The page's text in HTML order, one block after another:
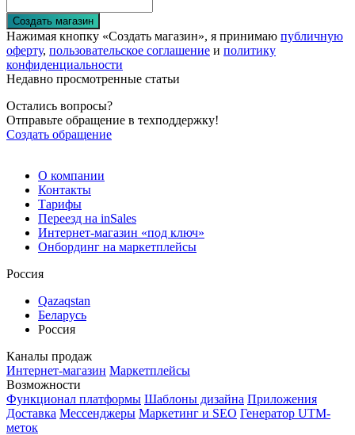
Создать магазин
Нажимая кнопку «Создать магазин», я принимаю публичную
оферту, пользовательское соглашение и политику
конфиденциальности
Недавно просмотренные статьи
Остались вопросы?
Отправьте обращение в техподдержку!
Создать обращение
О компании
Контакты
Тарифы
Переезд на inSales
Интернет-магазин «под ключ»
Онбординг на маркетплейсы
Россия
Qazaqstan
Беларусь
Россия
Каналы продаж
Интернет-магазин Маркетплейсы
Возможности
Функционал платформы Шаблоны дизайна Приложения
Доставка Мессенджеры Маркетинг и SEO Генератор UTM-
меток